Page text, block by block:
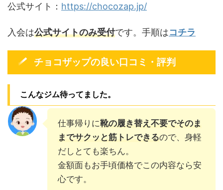
公式サイト： https://chocozap.jp/
入会は公式サイトのみ受付です。手順はコチラ
チョコザップの良い口コミ・評判
こんなジム待ってました。
仕事帰りに靴の履き替え不要でそのま
までサクッと筋トレできるので、身軽
だしとても楽ちん。
金額面もお手頃価格でこの内容なら安
心です。